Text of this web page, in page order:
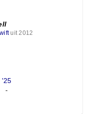
uit 2012
'25
-